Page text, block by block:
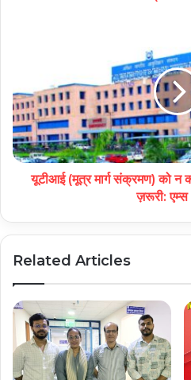
यूटीआई (मूत्र मार्ग संक्रमण) को
ज़रूरी: एम्स
Related Articles